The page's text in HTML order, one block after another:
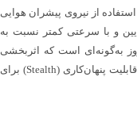
از نیروی پیشران هوایی
و با سرعتی کمتر نسبت به
به‌گونه‌ای است که اثربخشی
بالایی در حمله به اهداف حساس دارد و همچنین از قابلیت پنهان‌کاری (Stealth) برای